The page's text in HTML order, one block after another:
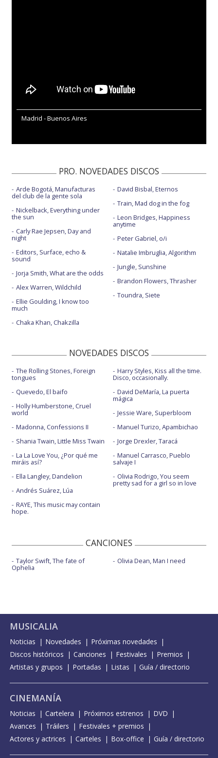
Madrid - Buenos Aires
PRO. NOVEDADES DISCOS
Arde Bogotá, Manufacturas
del club de la gente sola
Nickelback, Everything under
the sun
Carly Rae Jepsen, Day and
night
Editors, Surface, echo &
sound
Jorja Smith, What are the odds
Alex Warren, Wildchild
Ellie Goulding, I know too
much
Chaka Khan, Chakzilla
David Bisbal, Eternos
Train, Mad dog in the fog
Leon Bridges, Happiness
anytime
Peter Gabriel, o/i
Natalie Imbruglia, Algorithm
Jungle, Sunshine
Brandon Flowers, Thrasher
Toundra, Siete
NOVEDADES DISCOS
The Rolling Stones, Foreign
tongues
Quevedo, El baifo
Holly Humberstone, Cruel
world
Madonna, Confessions II
Shania Twain, Little Miss Twain
La La Love You, ¿Por qué me
miráis así?
Ella Langley, Dandelion
Andrés Suárez, Lúa
RAYE, This music may contain
hope.
Harry Styles, Kiss all the time.
Disco, occasionally.
David DeMaría, La puerta
mágica
Jessie Ware, Superbloom
Manuel Turizo, Apambichao
Jorge Drexler, Taracá
Manuel Carrasco, Pueblo
salvaje I
Olivia Rodrigo, You seem
pretty sad for a girl so in love
CANCIONES
Taylor Swift, The fate of
Ophelia
Olivia Dean, Man I need
MUSICALIA
Noticias Novedades
Próximas novedades
Discos históricos
Canciones Festivales
Premios
Artistas y grupos
Portadas Listas Guía / directorio
CINEMANÍA
Noticias Cartelera Próximos estrenos
DVD
Avances
Tráilers
Festivales + premios
Actores y actrices
Carteles Box-office Guía / directorio